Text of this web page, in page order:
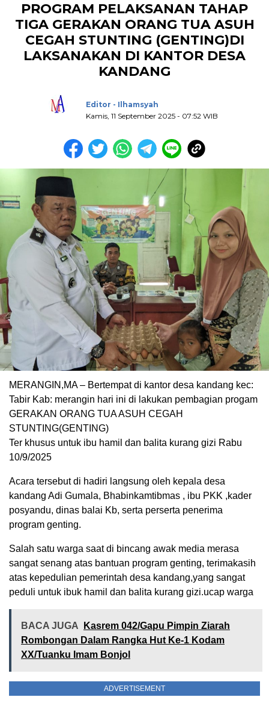
PROGRAM PELAKSANAN TAHAP
TIGA GERAKAN ORANG TUA ASUH
CEGAH STUNTING (GENTING)DI
LAKSANAKAN DI KANTOR DESA
KANDANG
Editor - Ilhamsyah
Kamis, 11 September 2025 - 07:52 WIB
MERANGIN,MA – Bertempat di kantor desa kandang kec:
Tabir Kab: merangin hari ini di lakukan pembagian progam
GERAKAN ORANG TUA ASUH CEGAH
STUNTING(GENTING)
Ter khusus untuk ibu hamil dan balita kurang gizi Rabu
10/9/2025
Acara tersebut di hadiri langsung oleh kepala desa
kandang Adi Gumala, Bhabinkamtibmas , ibu PKK ,kader
posyandu, dinas balai Kb, serta perserta penerima
program genting.
Salah satu warga saat di bincang awak media merasa
sangat senang atas bantuan program genting, terimakasih
atas kepedulian pemerintah desa kandang,yang sangat
peduli untuk ibuk hamil dan balita kurang gizi.ucap warga
BACA JUGA
Kasrem 042/Gapu Pimpin Ziarah
Rombongan Dalam Rangka Hut Ke-1 Kodam
XX/Tuanku Imam Bonjol
ADVERTISEMENT